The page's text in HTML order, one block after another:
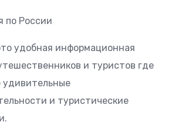
удобная информационная
и туристов где
удивительные
и туристические